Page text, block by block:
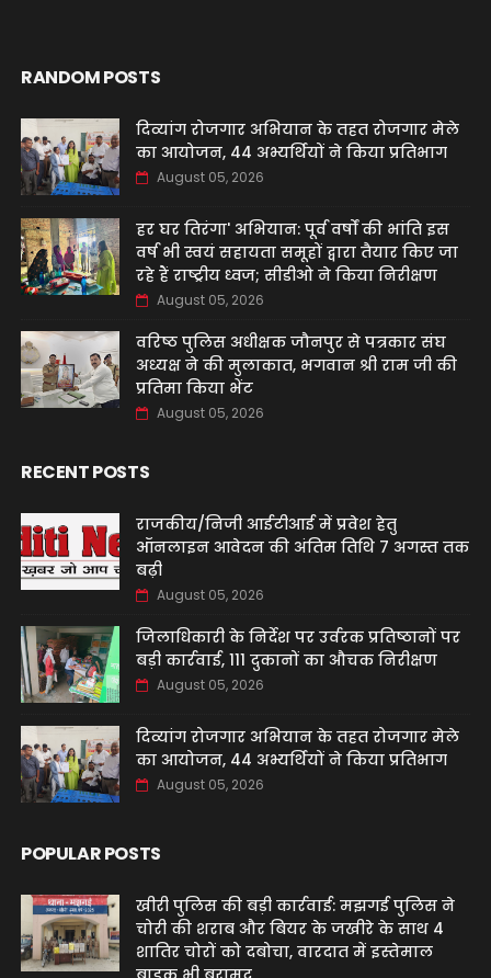
RANDOM POSTS
दिव्यांग रोजगार अभियान के तहत रोजगार मेले
का आयोजन, 44 अभ्यर्थियों ने किया प्रतिभाग
August 05, 2026
हर घर तिरंगा' अभियान: पूर्व वर्षों की भांति इस
वर्ष भी स्वयं सहायता समूहों द्वारा तैयार किए जा
रहे हैं राष्ट्रीय ध्वज; सीडीओ ने किया निरीक्षण
August 05, 2026
वरिष्ठ पुलिस अधीक्षक जौनपुर से पत्रकार संघ
अध्यक्ष ने की मुलाकात, भगवान श्री राम जी की
प्रतिमा किया भेंट
August 05, 2026
RECENT POSTS
राजकीय/निजी आईटीआई में प्रवेश हेतु
ऑनलाइन आवेदन की अंतिम तिथि 7 अगस्त तक
बढ़ी
August 05, 2026
जिलाधिकारी के निर्देश पर उर्वरक प्रतिष्ठानों पर
बड़ी कार्रवाई, 111 दुकानों का औचक निरीक्षण
August 05, 2026
दिव्यांग रोजगार अभियान के तहत रोजगार मेले
का आयोजन, 44 अभ्यर्थियों ने किया प्रतिभाग
August 05, 2026
POPULAR POSTS
खीरी पुलिस की बड़ी कार्रवाई: मझगई पुलिस ने
चोरी की शराब और बियर के जखीरे के साथ 4
शातिर चोरों को दबोचा, वारदात में इस्तेमाल